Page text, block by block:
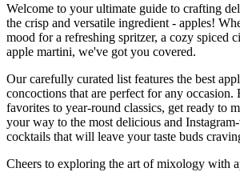
Welcome to your ultimate guide to crafting
the crisp and versatile ingredient - apples!
mood for a refreshing spritzer, a cozy spiced
apple martini, we've got you covered.
Our carefully curated list features the best
concoctions that are perfect for any occasion.
favorites to year-round classics, get ready to
your way to the most delicious and
cocktails that will leave your taste buds
Cheers to exploring the art of mixology with